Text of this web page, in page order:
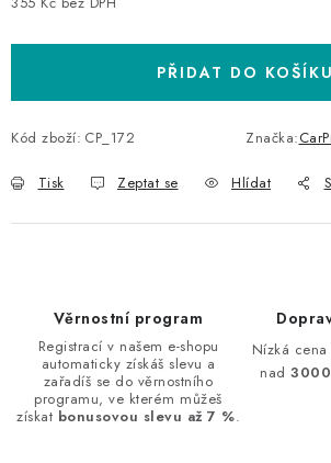
PŘIDAT DO KOŠÍKU
Kód zboží: CP_172 Značka:
Tisk Zeptat se Hlídat
Věrnostní program
Registrací v našem e-shopu
automaticky získáš slevu a
zařadíš se do věrnostního
programu, ve kterém můžeš
získat bonusovou slevu až 7 %.
Nízká
nad